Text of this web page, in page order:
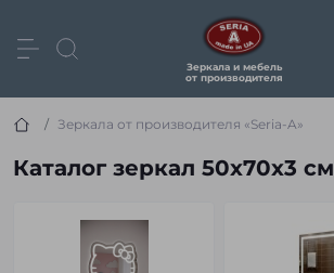
Зеркала и мебель
от производителя
Зеркала от производителя «Seria-A»
Каталог зеркал 50x70x3 см